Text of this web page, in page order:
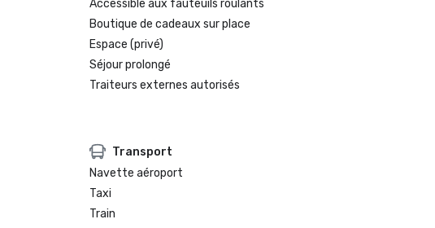
Accessible aux fauteuils roulants
Boutique de cadeaux sur place
Espace (privé)
Séjour prolongé
Traiteurs externes autorisés
Transport
Navette aéroport
Taxi
Train